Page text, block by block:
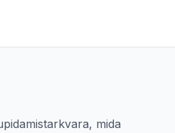
mida